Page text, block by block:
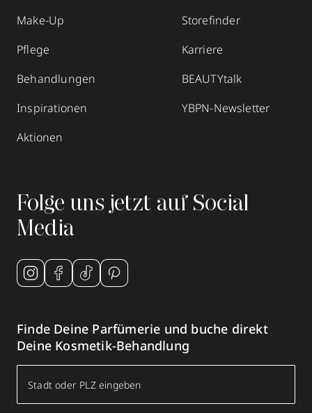
Make-Up
Pflege
Behandlungen
Inspirationen
Aktionen
Storefinder
Karriere
BEAUTYtalk
YBPN-Newsletter
Folge uns jetzt auf Social
Media
Finde Deine Parfümerie und buche direkt
Deine Kosmetik-Behandlung